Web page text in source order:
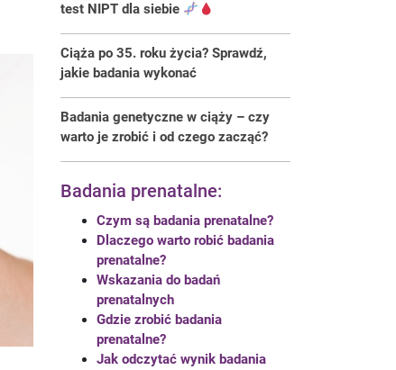
test NIPT dla siebie
Ciąża po 35. roku życia? Sprawdź,
jakie badania wykonać
Badania genetyczne w ciąży – czy
warto je zrobić i od czego zacząć?
Badania prenatalne:
Czym są badania prenatalne?
Dlaczego warto robić badania
prenatalne?
Wskazania do badań
prenatalnych
Gdzie zrobić badania
prenatalne?
Jak odczytać wynik badania